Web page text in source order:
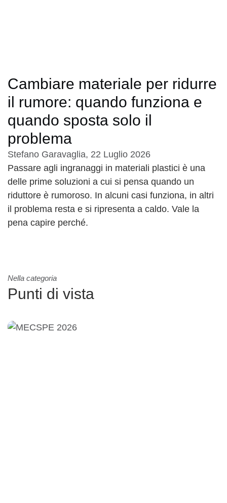
Cambiare materiale per ridurre
il rumore: quando funziona e
quando sposta solo il
problema
Stefano Garavaglia, 22 Luglio 2026
Passare agli ingranaggi in materiali plastici è una
delle prime soluzioni a cui si pensa quando un
riduttore è rumoroso. In alcuni casi funziona, in altri
il problema resta e si ripresenta a caldo. Vale la
pena capire perché.
Nella categoria
Punti di vista